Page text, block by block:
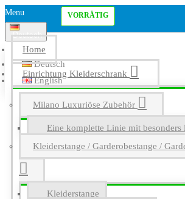
Menu
Deutsch
Deutsch
English
Home
Einrichtung Kleiderschrank
Milano Luxuriöse Zubehör
Eine komplette Linie mit besonders
Kleiderstange / Garderobestange /
Kleiderstange
VORRÄTIG